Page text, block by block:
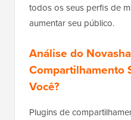
todos os seus perfis de
aumentar seu público.
Análise do
Compartilhamento
Você?
Plugins de